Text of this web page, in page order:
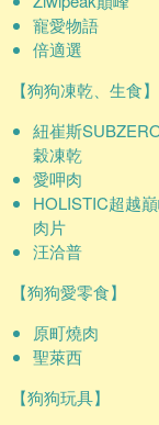
寵愛物語
倍適選
【狗狗凍乾、生食】
紐崔斯
穀凍乾
愛呷肉
HOLISTIC超越
肉片
汪洽普
【狗狗愛零食】
原町燒肉
聖萊西
【狗狗玩具】